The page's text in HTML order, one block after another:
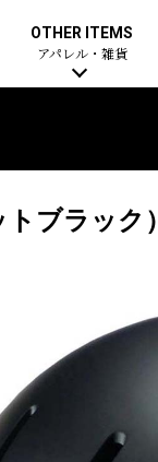
OTHER ITEMS
アパレル・雑貨
ブラック）